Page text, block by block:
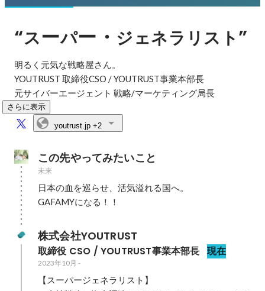
“スーパー・ ジェネラリスト”
明るく元気な戦略屋さん。
YOUTRUST 取締役CSO / YOUTRUST事業本部長
元サイバーエージェント 戦略/マーケティング局長
さらに表示
youtrust.jp +2
この先やってみたいこと
未来
日本の血を巡らせ、活気溢れる国へ。
GAFAMYになる！！
株式会社YOUTRUST
取締役 CSO / YOUTRUST事業本部長 現在
2023年10月 -
【スーパージェネラリスト】